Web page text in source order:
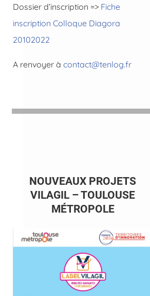
Dossier d’inscription => Fiche
inscription Colloque Diagora
20102022
A renvoyer à contact@tenlog.fr
NOUVEAUX PROJETS
VILAGIL – TOULOUSE
MÉTROPOLE